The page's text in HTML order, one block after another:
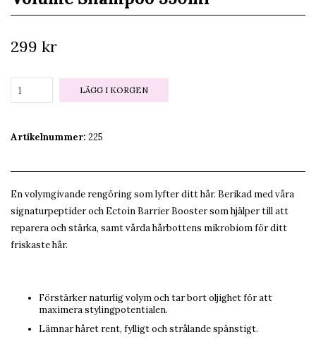
299 kr
LÄGG I KORGEN
Artikelnummer: 225
En volymgivande rengöring som lyfter ditt hår. Berikad med våra
signaturpeptider och Ectoin Barrier Booster som hjälper till att
reparera och stärka, samt vårda hårbottens mikrobiom för ditt
friskaste hår.
Förstärker naturlig volym och tar bort oljighet för att
maximera stylingpotentialen.
Lämnar håret rent, fylligt och strålande spänstigt.